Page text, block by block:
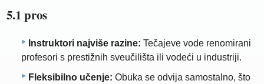
5.1 pros
Instruktori najviše razine: Tečajeve vode renomirani
profesori s prestižnih sveučilišta ili vodeći u industriji.
Fleksibilno učenje: Obuka se odvija samostalno, što